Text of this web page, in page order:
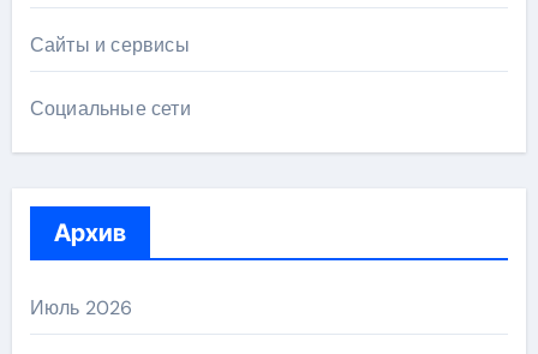
Сайты и сервисы
Социальные сети
Архив
Июль 2026